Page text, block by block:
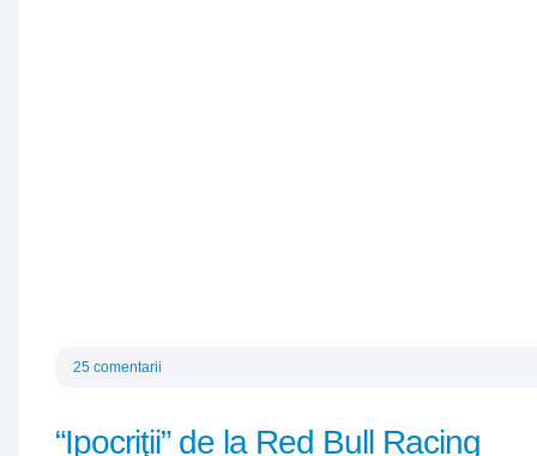
25 comentarii
“Ipocriţii” de la Red Bull Racing